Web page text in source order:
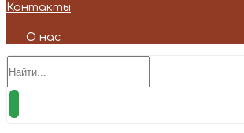
Контакты
О нас